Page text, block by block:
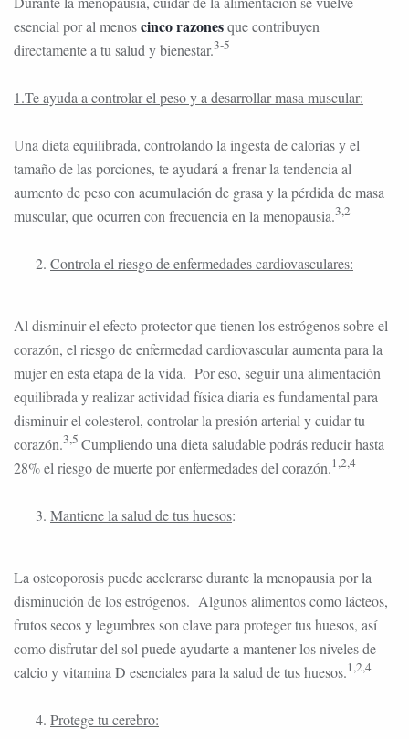
esencial por al menoscinco razonesque contribuyen
directamente a tu salud y bienestar.3-5
1.Te ayuda a controlar el peso y a desarrollar masa muscular:
Una dieta equilibrada, controlando la ingesta de calorías y el
tamaño de las porciones, te ayudará a frenar la tendencia al
aumento de peso con acumulación de grasa y la pérdida de masa
muscular, que ocurren con frecuencia en la menopausia.3,2
Controla el riesgo de enfermedades cardiovasculares:
Al disminuir el efecto protector que tienen los estrógenos sobre el
corazón, el riesgo de enfermedad cardiovascular aumenta para la
mujer en esta etapa de la vida. Por eso, seguir una alimentación
equilibrada y realizar actividad física diaria es fundamental para
disminuir el colesterol, controlar la presión arterial y cuidar tu
corazón.3,5 Cumpliendo una dieta saludable podrás reducir hasta
28% el riesgo de muerte por enfermedades del corazón.1,2,4
Mantiene la salud de tus huesos:
La osteoporosis puede acelerarse durante la menopausia por la
disminución de los estrógenos. Algunos alimentos como lácteos,
frutos secos y legumbres son clave para proteger tus huesos, así
como disfrutar del sol puede ayudarte a mantener los niveles de
calcio y vitamina D esenciales para la salud de tus huesos.1,2,4
Protege tu cerebro: